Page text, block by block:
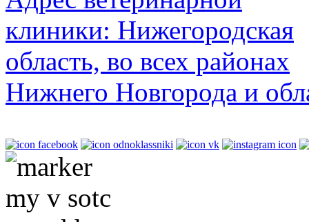
клиники: Нижегородская
область, во всех районах
Нижнего Новгорода и